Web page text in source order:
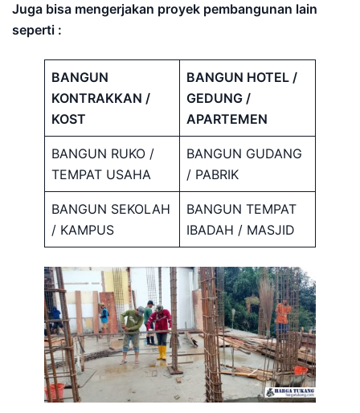
Juga bisa mengerjakan proyek pembangunan lain
seperti :
BANGUN
KONTRAKKAN /
KOST
BANGUN HOTEL /
GEDUNG /
APARTEMEN
BANGUN RUKO /
TEMPAT USAHA
BANGUN GUDANG
/ PABRIK
BANGUN SEKOLAH
/ KAMPUS
BANGUN TEMPAT
IBADAH / MASJID